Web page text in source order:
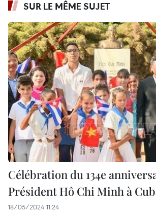
SUR LE MÊME SUJET
Célébration du 134e
Président Hô Chi Minh à
18/05/2024 11:24